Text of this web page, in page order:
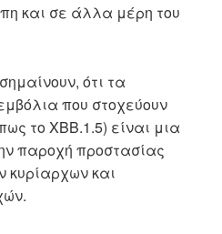
και σε άλλα μέρη του
ότι τα
που στοχεύουν
το XBB.1.5) είναι μια
παροχή προστασίας
κυρίαρχων και